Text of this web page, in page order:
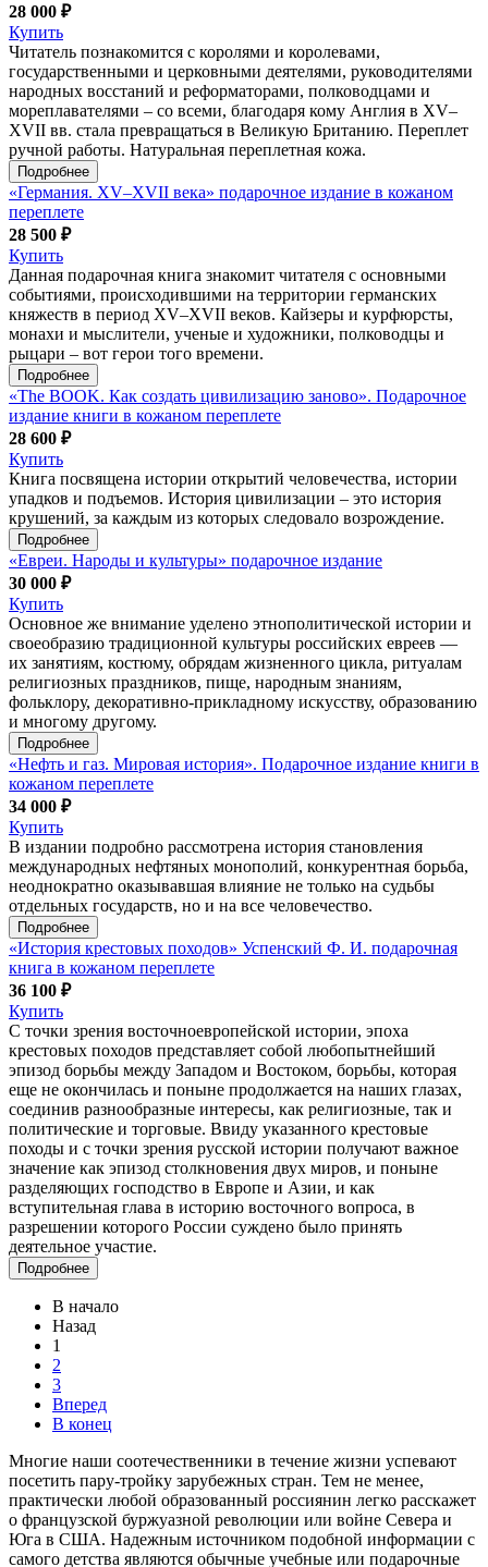
28 000 ₽
Купить
Читатель познакомится с королями и королевами,
государственными и церковными деятелями, руководителями
народных восстаний и реформаторами, полководцами и
мореплавателями – со всеми, благодаря кому Англия в XV–
XVII вв. стала превращаться в Великую Британию. Переплет
ручной работы. Натуральная переплетная кожа.
Подробнее
«Германия. XV–XVII века» подарочное издание в кожаном
переплете
28 500 ₽
Купить
Данная подарочная книга знакомит читателя с основными
событиями, происходившими на территории германских
княжеств в период XV–XVII веков. Кайзеры и курфюрсты,
монахи и мыслители, ученые и художники, полководцы и
рыцари – вот герои того времени.
Подробнее
«The BOOK. Как создать цивилизацию заново». Подарочное
издание книги в кожаном переплете
28 600 ₽
Купить
Книга посвящена истории открытий человечества, истории
упадков и подъемов. История цивилизации – это история
крушений, за каждым из которых следовало возрождение.
Подробнее
«Евреи. Народы и культуры» подарочное издание
30 000 ₽
Купить
Основное же внимание уделено этнополитической истории и
своеобразию традиционной культуры российских евреев —
их занятиям, костюму, обрядам жизненного цикла, ритуалам
религиозных праздников, пище, народным знаниям,
фольклору, декоративно-прикладному искусству, образованию
и многому другому.
Подробнее
«Нефть и газ. Мировая история». Подарочное издание книги в
кожаном переплете
34 000 ₽
Купить
В издании подробно рассмотрена история становления
международных нефтяных монополий, конкурентная борьба,
неоднократно оказывавшая влияние не только на судьбы
отдельных государств, но и на все человечество.
Подробнее
«История крестовых походов» Успенский Ф. И. подарочная
книга в кожаном переплете
36 100 ₽
Купить
С точки зрения восточноевропейской истории, эпоха
крестовых походов представляет собой любопытнейший
эпизод борьбы между Западом и Востоком, борьбы, которая
еще не окончилась и поныне продолжается на наших глазах,
соединив разнообразные интересы, как религиозные, так и
политические и торговые. Ввиду указанного крестовые
походы и с точки зрения русской истории получают важное
значение как эпизод столкновения двух миров, и поныне
разделяющих господство в Европе и Азии, и как
вступительная глава в историю восточного вопроса, в
разрешении которого России суждено было принять
деятельное участие.
Подробнее
В начало
Назад
1
2
3
Вперед
В конец
Многие наши соотечественники в течение жизни успевают
посетить пару-тройку зарубежных стран. Тем не менее,
практически любой образованный россиянин легко расскажет
о французской буржуазной революции или войне Севера и
Юга в США. Надежным источником подобной информации с
самого детства являются обычные учебные или подарочные